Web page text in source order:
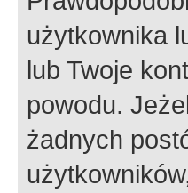
użytkownika
lub Twoje
powodu.
żadnych